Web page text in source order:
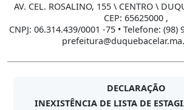
AV. CEL. ROSALINO, 155 \ CENTRO \
CEP: 65625000 ,
CNPJ: 06.314.439/0001 -75 • Telefone: (98)
DECLARAÇÃO
INEXISTÊNCIA DE LISTA DE